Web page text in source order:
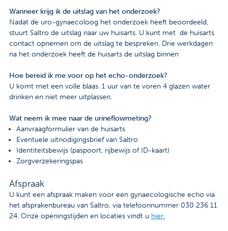
Wanneer krijg ik de uitslag van het onderzoek?
Nadat de uro-gynaecoloog het onderzoek heeft beoordeeld,
stuurt Saltro de uitslag naar uw huisarts. U kunt met de huisarts
contact opnemen om de uitslag te bespreken. Drie werkdagen
na het onderzoek heeft de huisarts de uitslag binnen
Hoe bereid ik me voor op het echo-onderzoek?
U komt met een volle blaas. 1 uur van te voren 4 glazen water
drinken en niet meer uitplassen.
Wat neem ik mee naar de urineflowmeting?
Aanvraagformulier van de huisarts
Eventuele uitnodigingsbrief van Saltro
Identiteitsbewijs (paspoort, rijbewijs of ID-kaart)
Zorgverzekeringspas
Afspraak
U kunt een afspraak maken voor een gynaecologische echo via
het afsprakenbureau van Saltro, via telefoonnummer 030 236 11
24. Onze openingstijden en locaties vindt u hier.